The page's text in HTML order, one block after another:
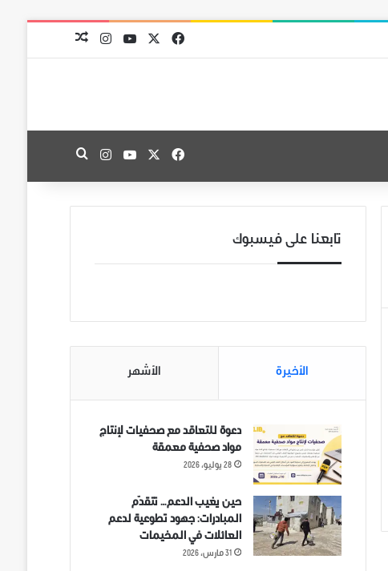
فيسبوك
‫X
‫YouTubeانستقراممقال عشوائي
فيسبوك
‫X
‫YouTubeانستقرامبحث عن
تابعنا على فيسبوك
الأخيرة الأشهر
دعوة للتعاقد مع صحفيات لإنتاج
مواد صحفية معمقة
28 يوليو، 2026
حين يغيب الدعم… تتقدّم
المبادرات: جهود تطوعية لدعم
العائلات في المخيمات
31 مارس، 2026